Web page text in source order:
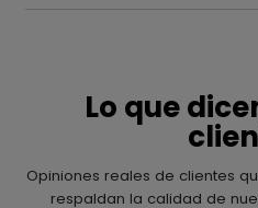
Lo que
Opiniones reales de clientes
respaldan la calidad de